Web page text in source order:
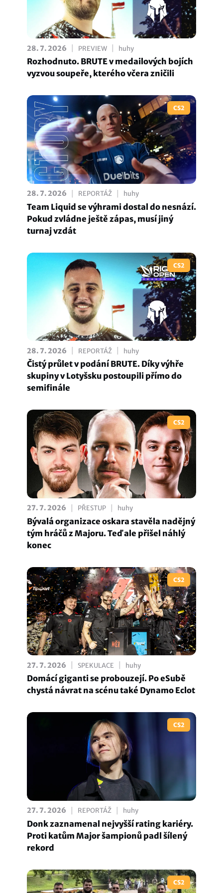
28. 7. 2026 PREVIEW huhy
Rozhodnuto. BRUTE v medailových bojích
vyzvou soupeře, kterého včera zničili
CS2
28. 7. 2026 REPORTÁŽ huhy
Team Liquid se výhrami dostal do nesnází.
Pokud zvládne ještě zápas, musí jiný
turnaj vzdát
CS2
28. 7. 2026 REPORTÁŽ huhy
Čistý průlet v podání BRUTE. Díky výhře
skupiny v Lotyšsku postoupili přímo do
semifinále
CS2
27. 7. 2026 PŘESTUP huhy
Bývalá organizace oskara stavěla nadějný
tým hráčů z Majoru. Teď ale přišel náhlý
konec
CS2
27. 7. 2026 SPEKULACE huhy
Domácí giganti se probouzejí. Po eSubě
chystá návrat na scénu také Dynamo Eclot
CS2
27. 7. 2026 REPORTÁŽ huhy
Donk zaznamenal nejvyšší rating kariéry.
Proti katům Major šampionů padl šílený
rekord
CS2